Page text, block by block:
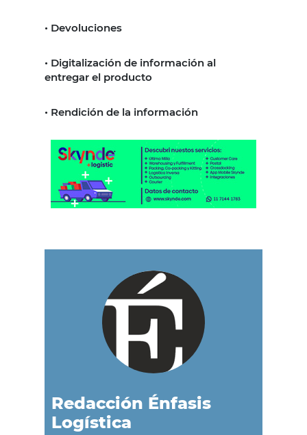
• Devoluciones
• Digitalización de información al
entregar el producto
• Rendición de la información
Redacción Énfasis
Logística